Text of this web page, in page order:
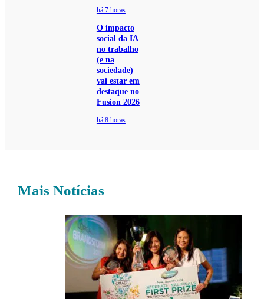
há 7 horas
O impacto
social da IA
no trabalho
(e na
sociedade)
vai estar em
destaque no
Fusion 2026
há 8 horas
Mais Notícias